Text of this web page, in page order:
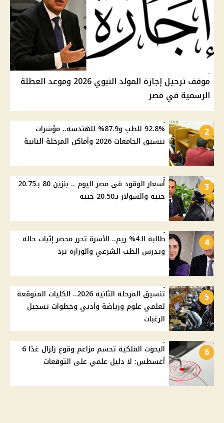
موقف ترحيل إجازة المولد النبوي 2026 وموعد العطلة
الرسمية في مصر
2
92.8% للطب و87.9% للهندسة.. مؤشرات
تنسيق الجامعات 2026 وأماكن المرحلة الثانية
3
أسعار الوقود في مصر اليوم .. بنزين 80 بـ20.75
جنيه والسولار بـ20.50 جنيه
4
طالبة الـ4% ريم.. الأسرة تحرر محضر إثبات حالة
وتدرس الطب الشرعي والوزارة ترد
5
تنسيق المرحلة الثانية 2026.. الكليات المتوقعة
لعلمي علوم ورياضة وأدبي وخطوات تسجيل
الرغبات
6
البحوث الفلكية تحسم مزاعم وقوع زلزال غدًا 6
أغسطس: لا دليل علمي على التوقعات